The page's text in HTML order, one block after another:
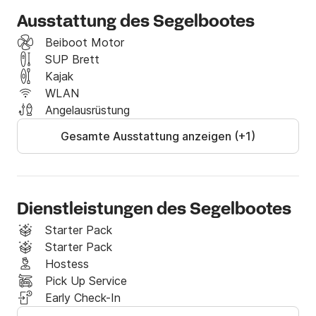
Tage 7,8: Palairos
In den Charterpreisen enthalten:
• Yachtmietgebühr und Ausrüstung gemäß Inventar
aufführen
• Mehrwertsteuer
• Kochgas
• Liegegebühren im Einschiffungshafen und
Ausschiffung
• Yachtversicherung
• Kraftstoff- und Wasserverbrauch
• Hafengebühren während der Charter
• Endreinigung zahlbar vor Ort am
Einschiffung
• Transfers von oder zur Yacht
• Proviant (Essen und Getränke)
Ausstattung des Segelbootes
Beiboot Motor
SUP Brett
Kajak
WLAN
Angelausrüstung
Gesamte Ausstattung anzeigen (+1)
Dienstleistungen des Segelbootes
Starter Pack
Starter Pack
Hostess
Pick Up Service
Early Check-In